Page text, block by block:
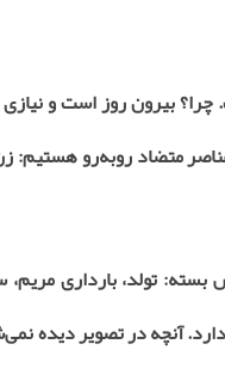
بیرون روز است و
متضاد روبه‌رو هستیم:
بسته: تولد، بارداری
آنچه در تصویر دیده